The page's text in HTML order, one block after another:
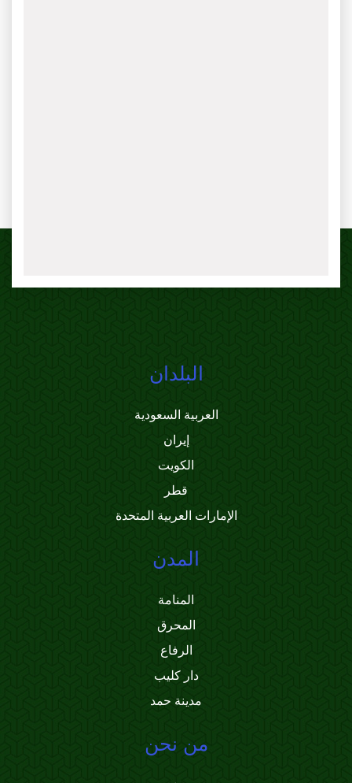
البلدان
العربية السعودية
إيران
الكويت
قطر
الإمارات العربية المتحدة
المدن
المنامة
المحرق
الرفاع
دار كليب
مدينة حمد
من نحن